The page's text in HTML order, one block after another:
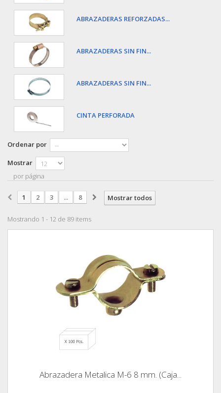
ABRAZADERAS REFORZADAS...
ABRAZADERAS SIN FIN...
ABRAZADERAS SIN FIN...
CINTA PERFORADA
Ordenar por
Mostrar
por página
Mostrar todos
1 2 3 ... 8
Mostrando 1 - 12 de 89 items
Abrazadera Metalica M-6 8 mm. (Caja...